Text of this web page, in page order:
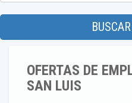
OFERTAS DE
SAN LUIS